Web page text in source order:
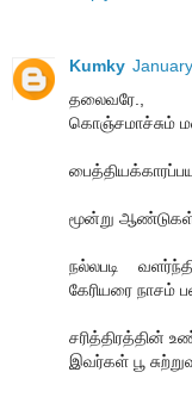
Kumky
தலைவரே.,
கொஞ்சமாச்சும்
மூன்று ஆண்டுகள்
நல்லபடி
கேரியரை நாசம்
சரித்திரத்தின்
இவர்கள் பூ